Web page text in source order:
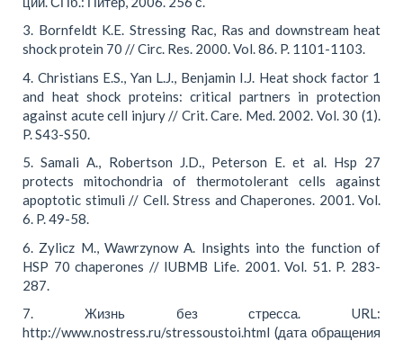
3. Bornfeldt K.E. Stressing Rac, Ras and downstream heat
shock protein 70 // Circ. Res. 2000. Vol. 86. P. 1101-1103.
4. Christians E.S., Yan L.J., Benjamin I.J. Heat shock factor 1
and heat shock proteins: critical partners in protection
against acute cell injury // Crit. Care. Med. 2002. Vol. 30 (1).
P. S43-S50.
5. Samali A., Robertson J.D., Peterson E. et al. Hsp 27
protects mitochondria of thermotolerant cells against
apoptotic stimuli // Cell. Stress and Chaperones. 2001. Vol.
6. P. 49-58.
6. Zylicz M., Wawrzynow A. Insights into the function of
HSP 70 chaperones // IUBMB Life. 2001. Vol. 51. P. 283-
287.
7. Жизнь без стрес­са. URL:
http://www.nostress.ru/stressoustoi.html (да­та об­раще­ния